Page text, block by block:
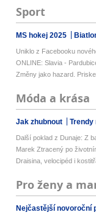
Sport
MS hokej 2025
Uniklo z Facebooku
ONLINE: Slavia -
Změny jako hazard.
Móda a krása
Jak zhubnout Trendy
Další poklad z Dunaje: Z
Marek Ztracený po
Draisina, velocipéd i
Pro ženy a
Nejčastější novoroční